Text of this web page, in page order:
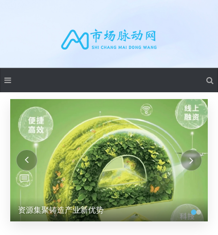
资源集聚铸造产业新优势